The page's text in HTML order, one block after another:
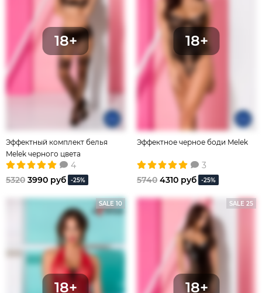
Эффектный комплект белья
Melek черного цвета
4
5320 3990 руб -25%
Эффектное черное боди Melek
3
5740 4310 руб -25%
SALE 10 SALE 25